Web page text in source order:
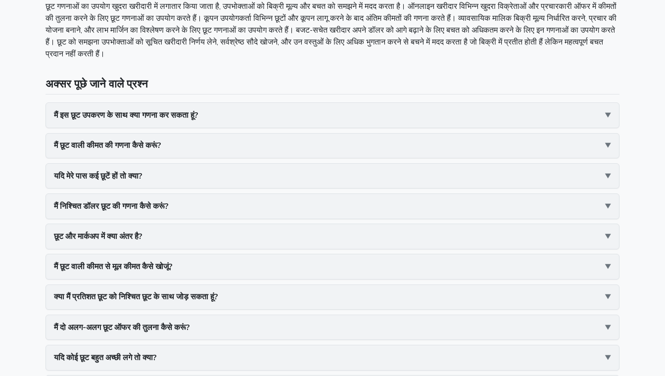
छूट गणनाओं का उपयोग खुदरा खरीदारी में लगातार किया जाता है, उपभोक्ताओं को बिक्री मूल्य और बचत को समझने में मदद करता है। ऑनलाइन खरीदार विभिन्न खुदरा विक्रेताओं और प्रचारकारी ऑफर में कीमतों
की तुलना करने के लिए छूट गणनाओं का उपयोग करते हैं। कूपन उपयोगकर्ता विभिन्न छूटों और कूपन लागू करने के बाद अंतिम कीमतों की गणना करते हैं। व्यावसायिक मालिक बिक्री मूल्य निर्धारित करने, प्रचार की
योजना बनाने, और लाभ मार्जिन का विश्लेषण करने के लिए छूट गणनाओं का उपयोग करते हैं। बजट-सचेत खरीदार अपने डॉलर को आगे बढ़ाने के लिए बचत को अधिकतम करने के लिए इन गणनाओं का उपयोग करते
हैं। छूट को समझना उपभोक्ताओं को सूचित खरीदारी निर्णय लेने, सर्वश्रेष्ठ सौदे खोजने, और उन वस्तुओं के लिए अधिक भुगतान करने से बचने में मदद करता है जो बिक्री में प्रतीत होती हैं लेकिन महत्वपूर्ण बचत
प्रदान नहीं करती हैं।
अक्सर पूछे जाने वाले प्रश्न
मैं इस छूट उपकरण के साथ क्या गणना कर सकता हूं?
मैं छूट वाली कीमत की गणना कैसे करूं?
यदि मेरे पास कई छूटें हों तो क्या?
मैं निश्चित डॉलर छूट की गणना कैसे करूं?
छूट और मार्कअप में क्या अंतर है?
मैं छूट वाली कीमत से मूल कीमत कैसे खोजूं?
क्या मैं प्रतिशत छूट को निश्चित छूट के साथ जोड़ सकता हूं?
मैं दो अलग-अलग छूट ऑफर की तुलना कैसे करूं?
यदि कोई छूट बहुत अच्छी लगे तो क्या?